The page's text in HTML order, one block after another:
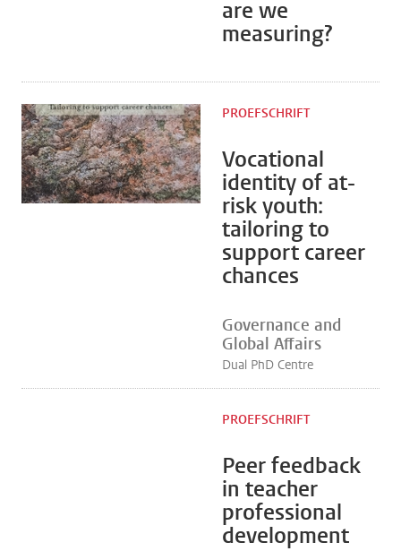
are we
measuring?
Vocational
identity of at-
risk youth:
tailoring to
support career
chances
PROEFSCHRIFT
Governance and
Global Affairs
Dual PhD Centre
Peer feedback
in teacher
professional
development
PROEFSCHRIFT